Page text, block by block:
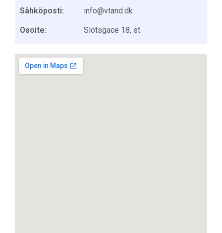
Sähköposti:
Osoite:
info@vtand.dk
Slotsgace 18, st.